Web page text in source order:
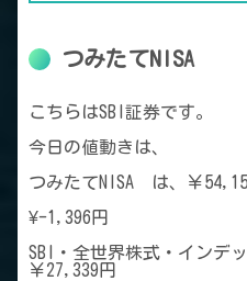
つみたてNISA
こちらはSBI証券です。
今日の値動きは、
つみたてNISA は、￥
¥-1,396円
SBI・全世界株式・イン
￥27,339円